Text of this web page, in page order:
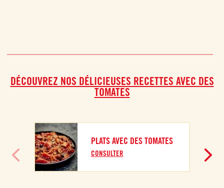
DÉCOUVREZ NOS DÉLICIEUSES RECETTES AVEC DES
TOMATES
PLATS AVEC DES TOMATES
CONSULTER